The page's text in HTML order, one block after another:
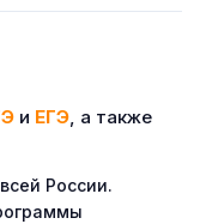
и ЕГЭ, а также
России.